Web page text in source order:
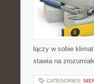
łączy w sobie
stawia na
CATEGORIES: